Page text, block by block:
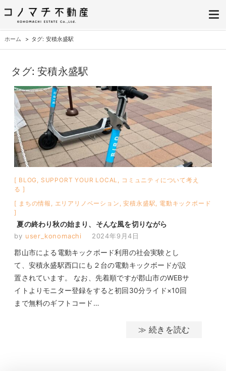
株式会社コノマチ不動産
空き家を開き家へ。不動産・空き家の売却、ご相談はコノマチ不動産へ
ホーム
タグ: 安積永盛駅
タグ:安積永盛駅
BLOG SUPPORT YOUR LOCAL
コミュニティについて考え
る
まちの情報
エリアリノベーション ,安積永盛駅 電動キックボード
夏の終わり秋の始まり、そんな風を切りながら
by user_konomachi 2024年9月4日
郡山市による電動キックボード利用の社会実験とし
て、安積永盛駅西口にも２台の電動キックボードが設
置されています。 なお、先着順ですが郡山市のWEBサ
イトよりモニター登録をすると初回30分ライド×10回
まで無料のギフトコード…
≫ 続きを読む